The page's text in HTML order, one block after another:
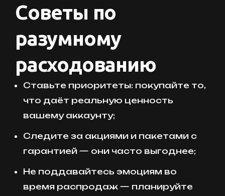
Советы по
разумному
расходованию
Ставьте приоритеты: покупайте то,
что даёт реальную ценность
вашему аккаунту;
Следите за акциями и пакетами с
гарантией — они часто выгоднее;
Не поддавайтесь эмоциям во
время распродаж — планируйте